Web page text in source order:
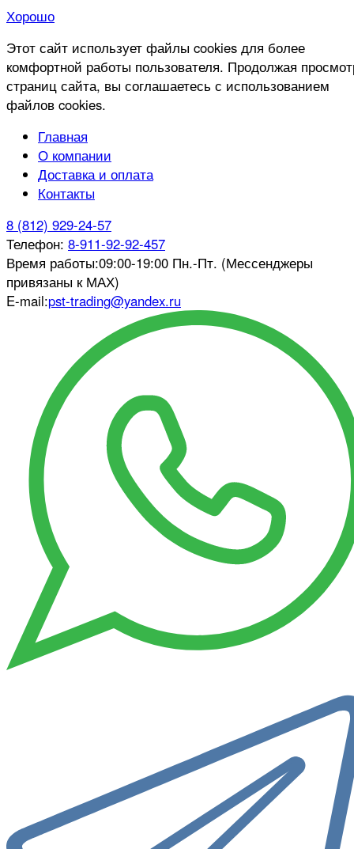
Хорошо
Этот сайт использует файлы cookies для более
комфортной работы пользователя. Продолжая
страниц сайта, вы соглашаетесь с использованием
файлов cookies.
Главная
О компании
Доставка и оплата
Контакты
8 (812) 929-24-57
Телефон: 8-911-92-92-457
Время работы:09:00-19:00 Пн.-Пт. (Мессенджеры
привязаны к МАХ)
E-mail:pst-trading@yandex.ru